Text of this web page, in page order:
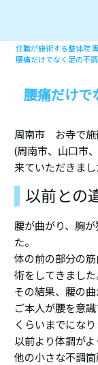
住職が施術する整体院
腰痛だけでなく足の不調
腰痛だけで
周南市 お寺で施
(周南市、山口市
来ていただきまし
以前との
腰が曲がり、胸
た。
体の前の部分の
術をしてきました
その結果、腰の曲
ご本人が腰を意
くらいまでになり
以前より体調がよ
他の小さな不調箇